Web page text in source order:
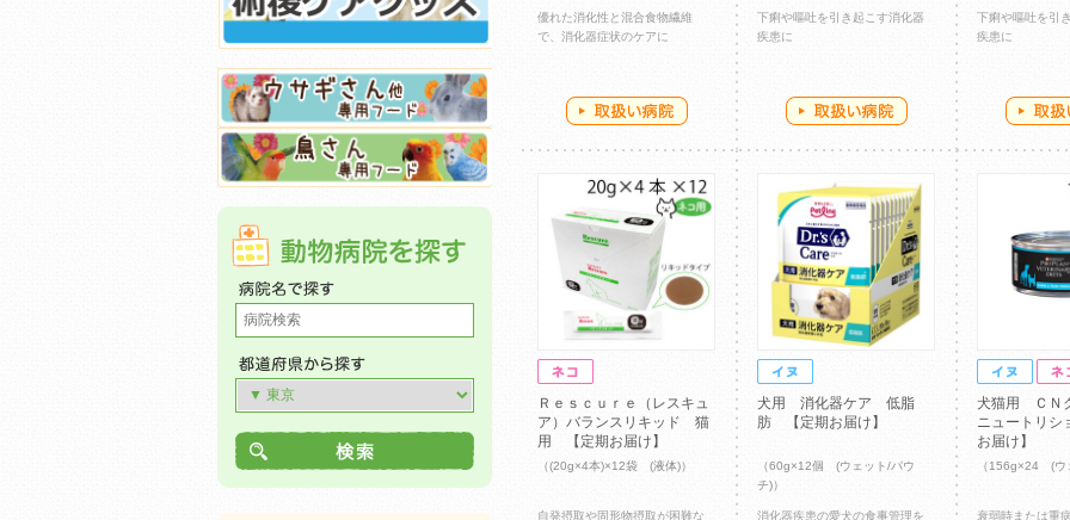
優れた消化性と混合食物繊維
で、消化器症状のケアに
下痢や嘔吐を引き起こす消化器
疾患に
下痢や嘔吐を引
疾患に
Ｒｅｓｃｕｒｅ（レスキュ
ア）バランスリキッド 猫
用 【定期お届け】
（(20g×4本)×12袋 (液体)）
自発摂取や固形物摂取が困難な
犬用 消化器ケア 低脂
肪 【定期お届け】
（60g×12個 (ウェット/パウ
チ)）
消化器疾患の愛犬の食事管理を
犬猫用 ＣＮ
ニュートリ
お届け】
（156g×24 (ウ
衰弱時または重